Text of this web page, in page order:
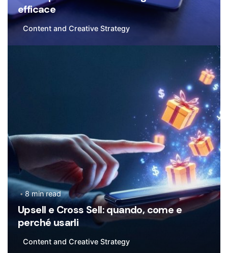
efficace
Content and Creative Strategy
8 min read
Upsell e Cross Sell: quando, come e
perché usarli
Content and Creative Strategy